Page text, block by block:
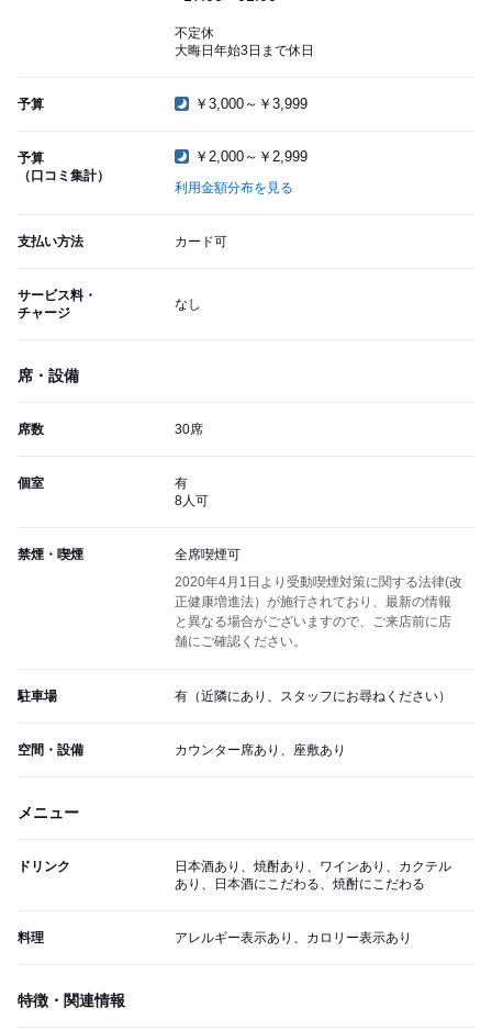
不定休
大晦日年始3日まで休日
予算 ￥3,000～￥3,999
予算
（口コミ集計）
￥2,000～￥2,999
利用金額分布を見る
支払い方法 カード可
サービス料・
チャージ
なし
席・設備
席数 30席
個室
有
8人可
禁煙・喫煙
全席喫煙可
2020年4月1日より受動喫煙対策に関する法律(改
正健康増進法）が施行されており、最新の情報
と異なる場合がございますので、ご来店前に店
舗にご確認ください。
駐車場 有（近隣にあり、スタッフにお尋ねください）
空間・設備 カウンター席あり、座敷あり
メニュー
ドリンク
日本酒あり、焼酎あり、ワインあり、カクテル
あり、日本酒にこだわる、焼酎にこだわる
料理 アレルギー表示あり、カロリー表示あり
特徴・関連情報